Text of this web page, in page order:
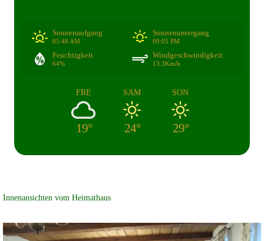
Sonnenaufgang
05:48 AM
Sonnenuntergang
09:05 PM
Feuchtigkeit
64%
Windgeschwindigkeit
13.3Km/h
FRE
19°
SAM
24°
SON
29°
Innenansichten vom Heimathaus